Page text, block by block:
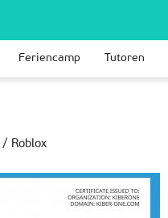
Feriencamp Tutoren
/ Roblox